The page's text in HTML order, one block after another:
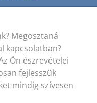
Megosztaná
kapcsolatban?
Ön észrevételei
fejlesszük
mindig szívesen